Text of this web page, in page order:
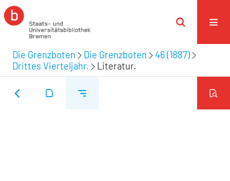
Die Grenzboten Die Grenzboten
46 (1887)
Drittes Vierteljahr.
Literatur.